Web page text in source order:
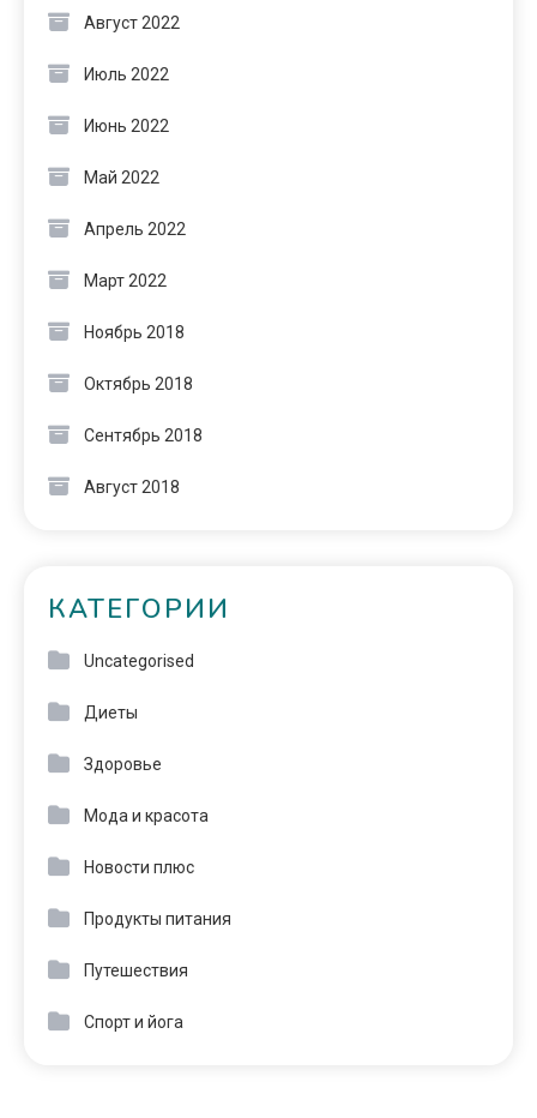
Август 2022
Июль 2022
Июнь 2022
Май 2022
Апрель 2022
Март 2022
Ноябрь 2018
Октябрь 2018
Сентябрь 2018
Август 2018
КАТЕГОРИИ
Uncategorised
Диеты
Здоровье
Мода и красота
Новости плюс
Продукты питания
Путешествия
Спорт и йога